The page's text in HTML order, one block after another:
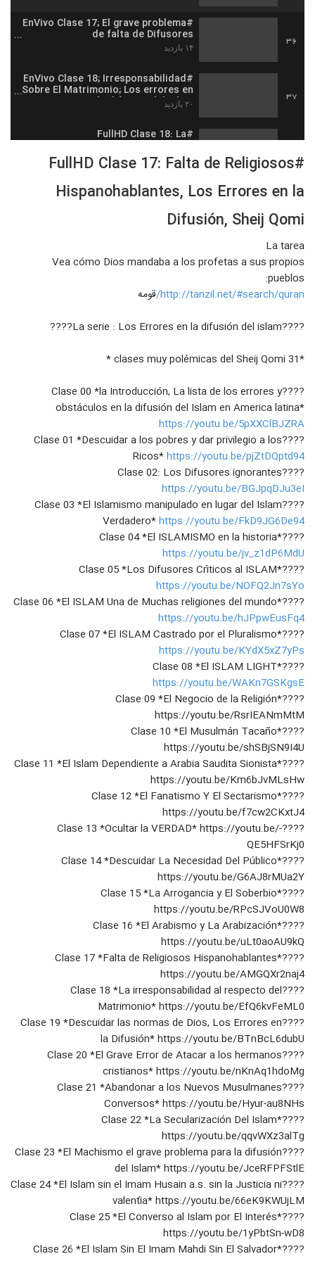
36
#EnVivo Clase 17; El grave problema
de falta de Difusores
Hispanohablantes y Latinos
۱۴ بازدید
37
#EnVivo Clase 18; Irresponsabilidad
Sobre El Matrimonio; Los errores en
la difusion del Islam
۲۰ بازدید
#FullHD Clase 18: La
Matrimonio, Los Errores en la
Difusión
۱۵ بازدید
#FullHD Clase 19: Descuidar las
normas de Dios, Los Errores en la
Difusión
۱۶ بازدید
40
NORMAS DE Dios; Los errores en la
difusion del Islam, Sheij Qomi
#FullHD Clase 20: El Grave Error de
Los Errores en la Difusión
۱۴ بازدید
#EnVivo Clase 20; Atacar A Los
Cristianos, Los Errores en la
#FullHD Clase 21: Abandonar a los
Nuevos Musulmanes Conversos, Los
Errores en la Difusión Sheij Qomi
۱۷ بازدید
44
#EnVivo Clase 21 Abandonar A Los
Nuevos musulmanes
۱۷ بازدید
45
#FullHD Clase 22: La Secularización
del ISLAM, Los Errores en la
Difusión, secularismo, Sheij Qomi
۱۳ بازدید
46
#EnVivo Clase 22; La Secularización
Del Islam, los errores en la difusión
del Islam, Sheij Qomi
۲۰ بازدید
47
#EnVivo Clase 23; El Machismo de
algunos Musulmanes, los errores en
la difusión del Islam sheij qomi
۱۹ بازدید
48
#FullHd Clase 23, El Machismo el
grave problema para la difusión del
Islam, Los errores en difusión
۱۳ بازدید
49
#EnVivo Clase 24 El Islam Sin El
Imma Husain A.S.
#FullHD Clase 24, El Islam sin el
Imam Husain a.s. sin la Justicia ni
valentía
۲۴ بازدید
51
#FullHD Clase 25, El Converso al
Islam por El Interes, Los Errores en
la Difusión del Islam
#EnVivo Clase 25; El Converso
Musulmán Pagado, Interesdao, Los
errores en la difusión del Islam
۱۴ بازدید
53
#EnVivo Clase 26; El Islam Sin El
Imam Mahdi Sin El Salvador, Los
errores en la difusión del Islam
#FullHD Clase 26; El Islam Sin El
Imam Mahdi Sin El Salvador, Sheij
Qomi
۱۶ بازدید
55
#FullHD, Clase 27, Descuidar a los
Niños y los Adolescentes, Errores
en la Difusión del Islam, Sheij
۱۴ بازدید
56
#EnVivo, Clase 27, Descuidar A Los
Niños En La Difusión del Islam,
Errores en la Difusión del Islam۱۳ بازدید
57
#EnVivo Clase 28, El Islam Verbal
Sin La Práctica, Los Errores en la
difusión del Islam
۱۳ بازدید
#FullHD Clase 28, El Islam Verbal sin
#FullHD Clase 17: Falta de Religiosos
Hispanohablantes, Los Errores en la
Difusión, Sheij Qomi
La tarea
Vea cómo Dios mandaba a los profetas a sus propios
pueblos:
http://tanzil.net/#search/quran/ قومه
????La serie : Los Errores en la difusión del islam????
*31 clases muy polémicas del Sheij Qomi *
????Clase 00 *la Introducción, La lista de los errores y
obstáculos en la difusión del Islam en America latina*
https://youtu.be/5pXXClBJZRA
????Clase 01 *Descuidar a los pobres y dar privilegio a los
Ricos*https://youtu.be/pjZtDQptd94
????Clase 02: Los Difusores ignorantes
https://youtu.be/BGJpqDJu3eI
????Clase 03 *El Islamismo manipulado en lugar del Islam
Verdadero*https://youtu.be/FkD9JG6De94
????Clase 04 *El ISLAMISMO en la historia*
https://youtu.be/jv_z1dP6MdU
????Clase 05 *Los Difusores Críticos al ISLAM*
https://youtu.be/NOFQ2Jn7sYo
????Clase 06 *El ISLAM Una de Muchas religiones del mundo*
https://youtu.be/hJPpwEusFq4
????Clase 07 *El ISLAM Castrado por el Pluralismo*
https://youtu.be/KYdX5xZ7yPs
????Clase 08 *El ISLAM LIGHT*
https://youtu.be/WAKn7GSKgsE
????Clase 09 *El Negocio de la Religión*
https://youtu.be/RsrIEANmMtM
????Clase 10 *El Musulmán Tacaño*
https://youtu.be/shSBjSN9I4U
????Clase 11 *El Islam Dependiente a Arabia Saudita Sionista*
https://youtu.be/Km6bJvMLsHw
????Clase 12 *El Fanatismo Y El Sectarismo*
https://youtu.be/f7cw2CKxtJ4
????Clase 13 *Ocultar la VERDAD* https://youtu.be/-
QE5HFSrKj0
????Clase 14 *Descuidar La Necesidad Del Público*
https://youtu.be/G6AJ8rMUa2Y
????Clase 15 *La Arrogancia y El Soberbio*
https://youtu.be/RPcSJVoU0W8
????Clase 16 *El Arabismo y La Arabización*
https://youtu.be/uLt0aoAU9kQ
????Clase 17 *Falta de Religiosos Hispanohablantes*
https://youtu.be/AMGQXr2naj4
????Clase 18 *La irresponsabilidad al respecto del
Matrimonio* https://youtu.be/EfQ6kvFeML0
????Clase 19 *Descuidar las normas de Dios, Los Errores en
la Difusión* https://youtu.be/BTnBcL6dubU
????Clase 20 *El Grave Error de Atacar a los hermanos
cristianos* https://youtu.be/nKnAq1hdoMg
????Clase 21 *Abandonar a los Nuevos Musulmanes
Conversos* https://youtu.be/Hyur-au8NHs
????Clase 22 *La Secularización Del Islam*
https://youtu.be/qqvWXz3alTg
????Clase 23 *El Machismo el grave problema para la difusión
del Islam* https://youtu.be/JceRFPFStlE
????Clase 24 *El Islam sin el Imam Husain a.s. sin la Justicia ni
valentía* https://youtu.be/66eK9KWUjLM
????Clase 25 *El Converso al Islam por El Interés*
https://youtu.be/1yPbtSn-wD8
????Clase 26 *El Islam Sin El Imam Mahdi Sin El Salvador*